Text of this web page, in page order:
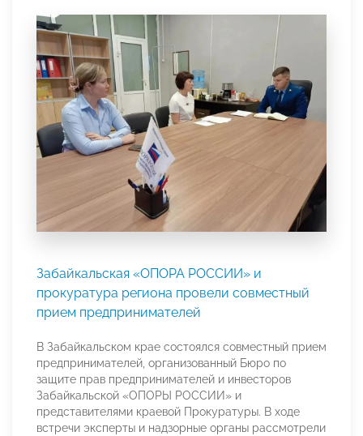
Забайкальская «ОПОРА РОССИИ» и
прокуратура региона провели совместный
прием предпринимателей
В Забайкальском крае состоялся совместный прием
предпринимателей, организованный Бюро по
защите прав предпринимателей и инвесторов
Забайкальской «ОПОРЫ РОССИИ» и
представителями краевой Прокуратуры. В ходе
встречи эксперты и надзорные органы рассмотрели